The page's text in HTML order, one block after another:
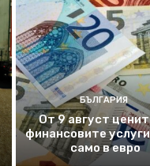
БЪЛГАРИЯ
От 9 август
финансовите
само в евро